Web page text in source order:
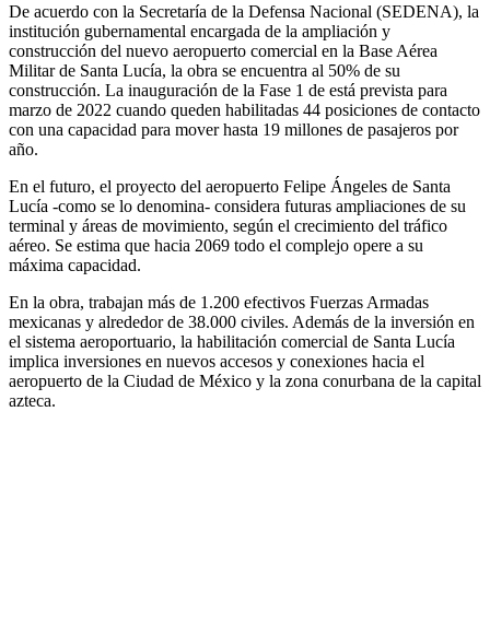
De acuerdo con la Secretaría de la Defensa Nacional (SEDENA), la
institución gubernamental encargada de la ampliación y
construcción del nuevo aeropuerto comercial en la Base Aérea
Militar de Santa Lucía, la obra se encuentra al 50% de su
construcción. La inauguración de la Fase 1 de está prevista para
marzo de 2022 cuando queden habilitadas 44 posiciones de contacto
con una capacidad para mover hasta 19 millones de pasajeros por
año.
En el futuro, el proyecto del aeropuerto Felipe Ángeles de Santa
Lucía -como se lo denomina- considera futuras ampliaciones de su
terminal y áreas de movimiento, según el crecimiento del tráfico
aéreo. Se estima que hacia 2069 todo el complejo opere a su
máxima capacidad.
En la obra, trabajan más de 1.200 efectivos Fuerzas Armadas
mexicanas y alrededor de 38.000 civiles. Además de la inversión en
el sistema aeroportuario, la habilitación comercial de Santa Lucía
implica inversiones en nuevos accesos y conexiones hacia el
aeropuerto de la Ciudad de México y la zona conurbana de la capital
azteca.